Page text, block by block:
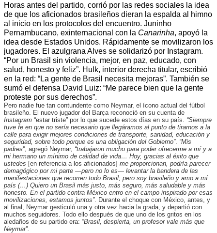
Horas antes del partido, corrió por las redes sociales la idea
de que los aficionados brasileños dieran la espalda al himno
al inicio en los protocolos del encuentro. Juninho
Pernambucano, exinternacional con la Canarinha, apoyó la
idea desde Estados Unidos. Rápidamente se movilizaron los
jugadores. El azulgrana Alves se solidarizó por Instagram.
“Por un Brasil sin violencia, mejor, en paz, educado, con
salud, honesto y feliz”. Hulk, interior derecha titular, escribió
en la red: “La gente de Brasil necesita mejoras”. También se
sumó el defensa David Luiz: “Me parece bien que la gente
proteste por sus derechos”.
Pero nadie fue tan contundente como Neymar, el ícono actual del fútbol
brasileño. El nuevo jugador del Barça reconoció en su cuenta de
Instagram “estar triste” por lo que sucede estos días en su país. “Siempre
tuve fe en que no sería necesario que llegáramos al punto de tirarnos a la
calle para exigir mejores condiciones de transporte, sanidad, educación y
seguridad, sobre todo porque es una obligación del Gobierno”. “Mis
padres”, agregó Neymar, “trabajaron mucho para poder ofrecerme a mí y a
mi hermano un mínimo de calidad de vida… Hoy, gracias al éxito que
ustedes [en referencia a los aficionados] me proporcionan, podría parecer
demagógico por mi parte —pero no lo es— levantar la bandera de las
manifestaciones que recorren todo Brasil; pero soy brasileño y amo a mí
país (…) Quiero un Brasil más justo, más seguro, más saludable y más
honesto. En el partido contra México entro en el campo inspirado por esas
movilizaciones, estamos juntos”. Durante el choque con México, antes, y
al final, Neymar gesticuló una y otra vez hacia la grada, y departió con
muchos seguidores. Todo ello después de que uno de los gritos en los
aledaños de su partido era: “Brasil, despierta, un profesor vale más que
Neymar”.